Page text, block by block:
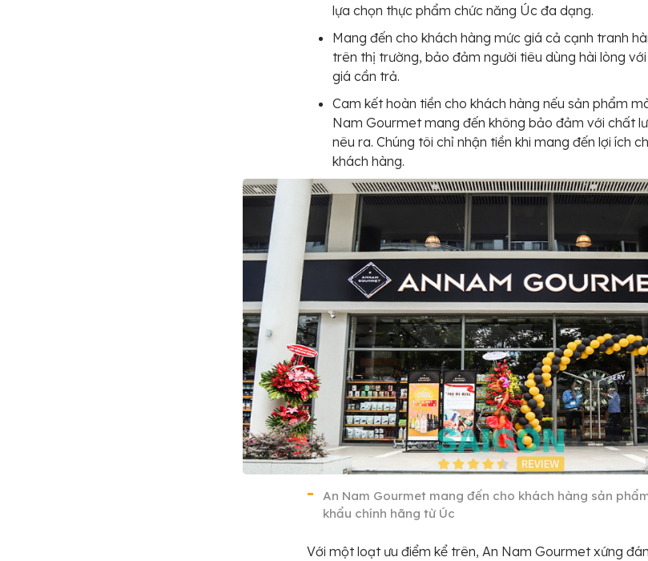
lựa chọn thực phẩm chức năng Úc đa dạng.
Mang đến cho khách hàng mức giá cả cạnh tranh
trên thị trường, bảo đảm người tiêu dùng hài lòng
giá cần trả.
Cam kết hoàn tiền cho khách hàng nếu sản phẩm
Nam Gourmet mang đến không bảo đảm với chất
nêu ra. Chúng tôi chỉ nhận tiền khi mang đến lợi ích
khách hàng.
An Nam Gourmet mang đến cho khách hàng sản
khẩu chính hãng từ Úc
Với một loạt ưu điểm kể trên, An Nam Gourmet xứng